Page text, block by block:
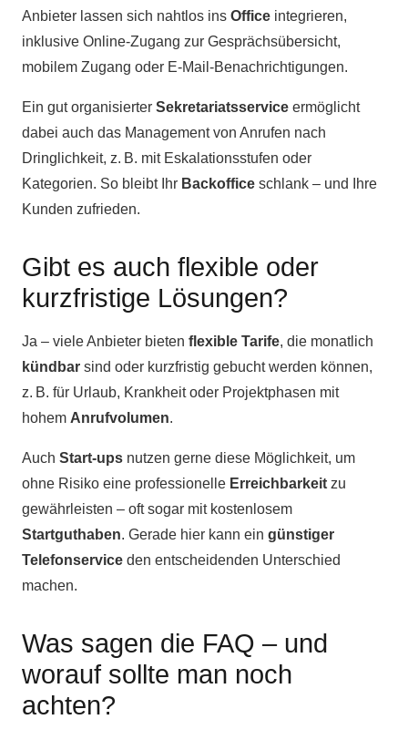
Anbieter lassen sich nahtlos ins Office integrieren,
inklusive Online-Zugang zur Gesprächsübersicht,
mobilem Zugang oder E-Mail-Benachrichtigungen.
Ein gut organisierter Sekretariatsservice ermöglicht
dabei auch das Management von Anrufen nach
Dringlichkeit, z. B. mit Eskalationsstufen oder
Kategorien. So bleibt Ihr Backoffice schlank – und Ihre
Kunden zufrieden.
Gibt es auch flexible oder
kurzfristige Lösungen?
Ja – viele Anbieter bieten flexible Tarife, die monatlich
kündbar sind oder kurzfristig gebucht werden können,
z. B. für Urlaub, Krankheit oder Projektphasen mit
hohem Anrufvolumen.
Auch Start-ups nutzen gerne diese Möglichkeit, um
ohne Risiko eine professionelle Erreichbarkeit zu
gewährleisten – oft sogar mit kostenlosem
Startguthaben. Gerade hier kann ein günstiger
Telefonservice den entscheidenden Unterschied
machen.
Was sagen die FAQ – und
worauf sollte man noch
achten?